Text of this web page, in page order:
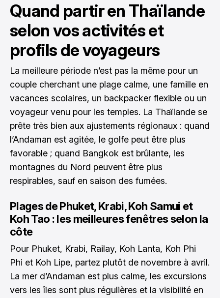
Quand partir en Thaïlande
selon vos activités et
profils de voyageurs
La meilleure période n’est pas la même pour un
couple cherchant une plage calme, une famille en
vacances scolaires, un backpacker flexible ou un
voyageur venu pour les temples. La Thaïlande se
prête très bien aux ajustements régionaux : quand
l’Andaman est agitée, le golfe peut être plus
favorable ; quand Bangkok est brûlante, les
montagnes du Nord peuvent être plus
respirables, sauf en saison des fumées.
Plages de Phuket, Krabi, Koh Samui et
Koh Tao : les meilleures fenêtres selon la
côte
Pour Phuket, Krabi, Railay, Koh Lanta, Koh Phi
Phi et Koh Lipe, partez plutôt de novembre à avril.
La mer d’Andaman est plus calme, les excursions
vers les îles sont plus régulières et la visibilité en